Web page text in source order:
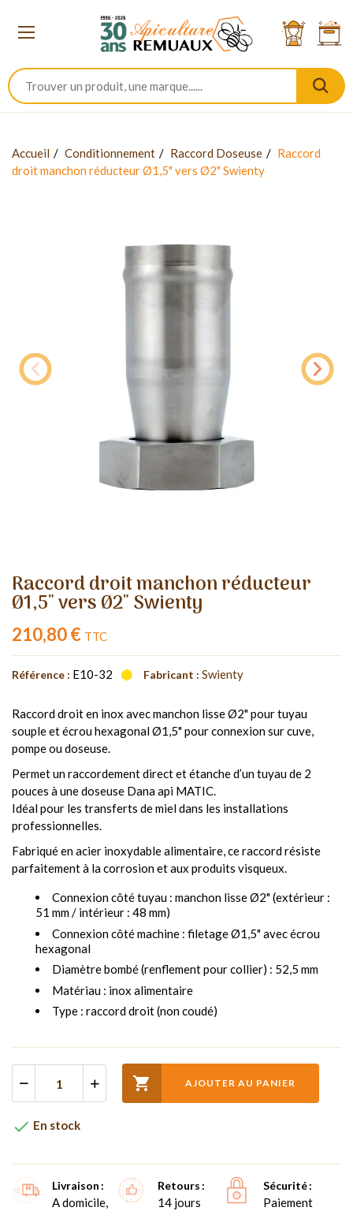
Accueil Conditionnement Raccord Doseuse
Raccord
droit manchon réducteur Ø1,5" vers Ø2" Swienty
Raccord droit manchon réducteur
Ø1,5" vers Ø2" Swienty
210,80 € TTC
Référence : E10-32 Fabricant : Swienty
Raccord droit en inox avec manchon lisse Ø2" pour tuyau
souple et écrou hexagonal Ø1,5" pour connexion sur cuve,
pompe ou doseuse.
Permet un raccordement direct et étanche d’un tuyau de 2
pouces à une doseuse Dana api MATIC.
Idéal pour les transferts de miel dans les installations
professionnelles.
Fabriqué en acier inoxydable alimentaire, ce raccord résiste
parfaitement à la corrosion et aux produits visqueux.
Connexion côté tuyau : manchon lisse Ø2" (extérieur :
51 mm / intérieur : 48 mm)
Connexion côté machine : filetage Ø1,5" avec écrou
hexagonal
Diamètre bombé (renflement pour collier) : 52,5 mm
Matériau : inox alimentaire
Type : raccord droit (non coudé)
 AJOUTER AU PANIER
 En stock
Livraison
A domicile,
Retours
14 jours
Sécurité
Paiement